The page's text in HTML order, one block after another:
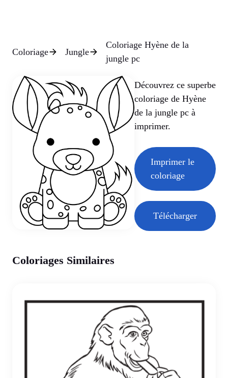
Coloriage Jungle
Coloriage Hyène de la
jungle pc
Découvrez ce superbe
coloriage de Hyène
de la jungle pc à
imprimer.
Imprimer le
coloriage
Télécharger
Coloriages Similaires